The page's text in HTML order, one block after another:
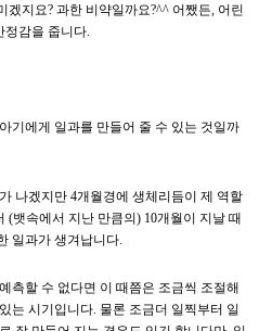
지요? 과한 비약일까요?^^ 어쨌든, 어린
정감을 줍니다.
기에게 일과를 만들어 줄 수 있는 것일까
나겠지만 4개월경에 생체리듬이 제 역할
(뱃속에서 지난 만큼의) 10개월이 지날 때
일과가 생겨납니다.
측할 수 없다면 이 때쯤은 조금씩 조절해
는 시기입니다. 물론 조금더 일찍부터 일